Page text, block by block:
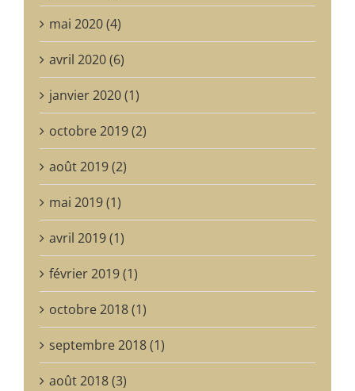
avril 2020 (6)
janvier 2020 (1)
octobre 2019 (2)
août 2019 (2)
mai 2019 (1)
avril 2019 (1)
février 2019 (1)
octobre 2018 (1)
septembre 2018 (1)
août 2018 (3)
juillet 2018 (5)